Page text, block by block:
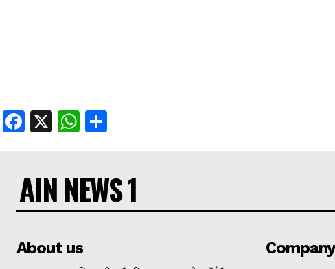
Facebook
X WhatsApp
AIN NEWS 1
About us Company